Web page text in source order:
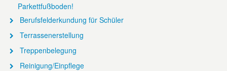
Parkettfußboden!
Berufsfelderkundung für Schüler
Terrassenerstellung
Treppenbelegung
Reinigung/Einpflege